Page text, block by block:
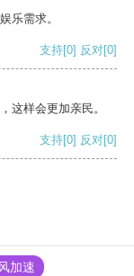
乐需求。
支持[0] 反对[0]
这样会更加亲民。
支持[0] 反对[0]
加速